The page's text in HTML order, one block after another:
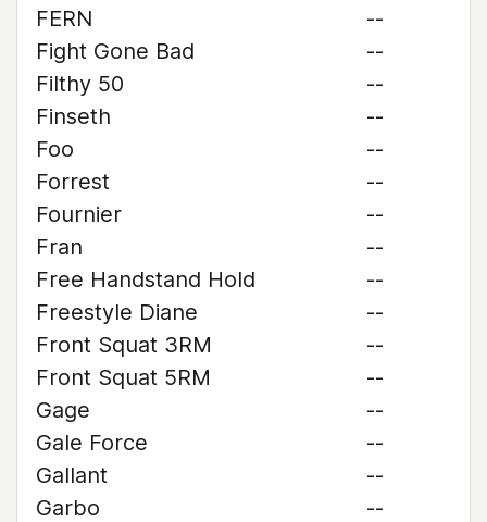
FERN
--
Fight Gone Bad
--
Filthy 50
--
Finseth
--
Foo
--
Forrest
--
Fournier
--
Fran
--
Free Handstand Hold
--
Freestyle Diane
--
Front Squat 3RM
--
Front Squat 5RM
--
Gage
--
Gale Force
--
Gallant
--
Garbo
--